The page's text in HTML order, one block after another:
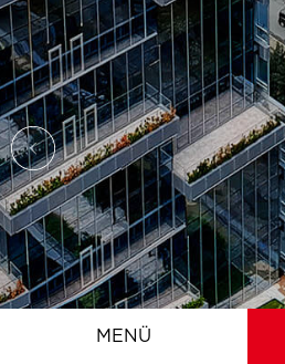
ANA SAYFAMENÜ